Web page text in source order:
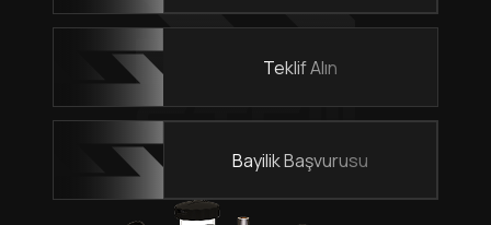
Teklif Alın
Bayilik Başvurusu